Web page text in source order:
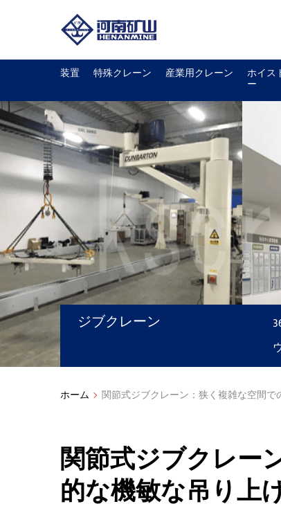
装置
特殊クレーン 産業用クレーン ホイス
ー
ジブクレーン
ホーム 関節式ジブクレーン：狭く複雑な空間
関節式ジブクレー
的な機敏な吊り上